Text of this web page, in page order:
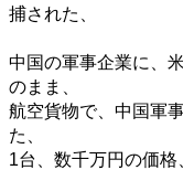
捕された、
中国の軍事企業に、
のまま、
航空貨物で、中国軍
た、
1台、数千万円の価格